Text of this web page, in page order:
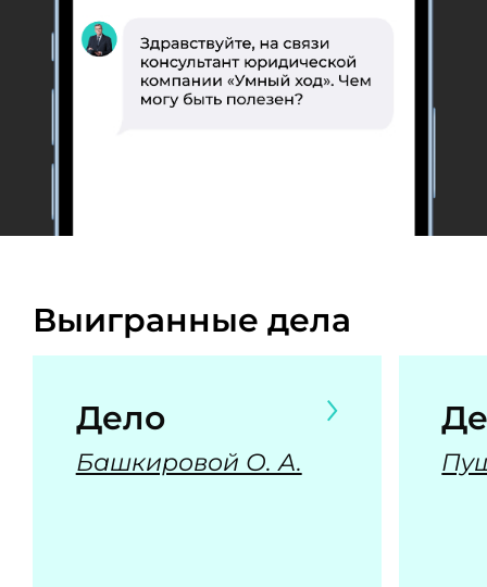
Выигранные дела
Дело
Башкировой О. А.